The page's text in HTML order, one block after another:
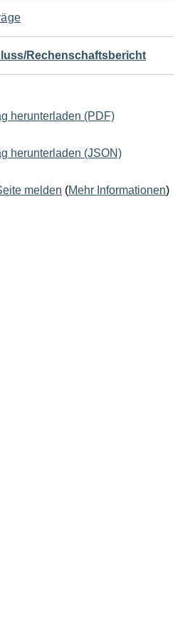
Rechenschaftsbericht
herunterladen (PDF)
herunterladen (JSON)
melden (Mehr Informationen)